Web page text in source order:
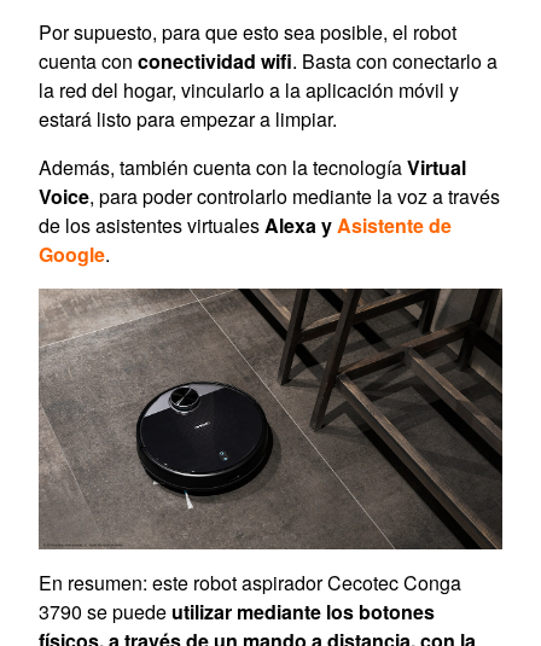
Por supuesto, para que esto sea posible, el robot
cuenta con conectividad wifi. Basta con conectarlo a
la red del hogar, vincularlo a la aplicación móvil y
estará listo para empezar a limpiar.
Además, también cuenta con la tecnologíaVirtual
Voice, para poder controlarlo mediante la voz a través
de los asistentes virtualesAlexa yAsistente de
Google.
En resumen: este robot aspirador Cecotec Conga
3790 se puede utilizar mediante los botones